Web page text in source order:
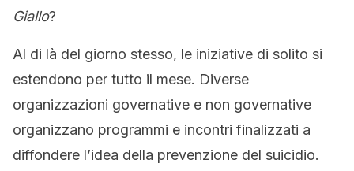
Giallo?
Al di là del giorno stesso, le iniziative di solito si
estendono per tutto il mese. Diverse
organizzazioni governative e non governative
organizzano programmi e incontri finalizzati a
diffondere l’idea della prevenzione del suicidio.